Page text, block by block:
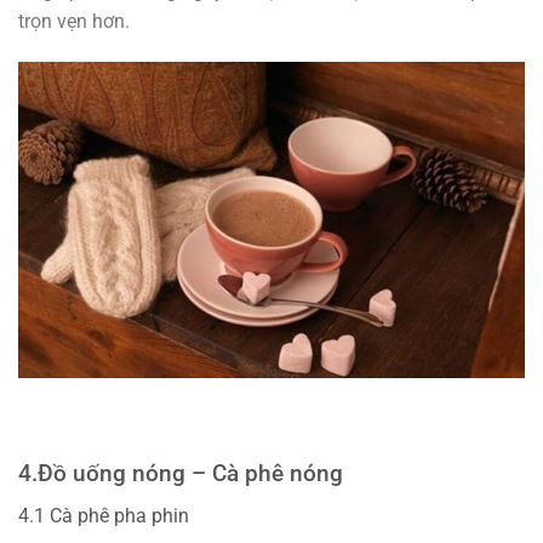
trọn vẹn hơn.
4.Đồ uống nóng – Cà phê nóng
4.1 Cà phê pha phin